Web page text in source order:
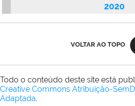
2020
VOLTAR AO TOPO
Todo o conteúdo deste site está
Creative Commons Atribuição-
Adaptada.